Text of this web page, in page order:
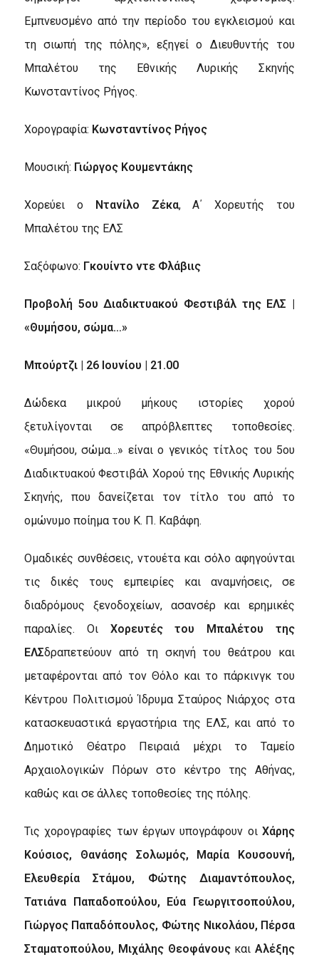
Εμπνευσμένο από την περίοδο του εγκλεισμού και
τη σιωπή της πόλης», εξηγεί ο Διευθυντής του
Μπαλέτου της Εθνικής Λυρικής Σκηνής
Κωνσταντίνος Ρήγος.
Χορογραφία: Κωνσταντίνος Ρήγος
Μουσική: Γιώργος Κουμεντάκης
Χορεύει ο Ντανίλο Ζέκα, Α΄ Χορευτής του
Μπαλέτου της ΕΛΣ
Σαξόφωνο: Γκουίντο ντε Φλάβιις
Προβολή 5ου Διαδικτυακού Φεστιβάλ της ΕΛΣ |
«Θυμήσου, σώμα…»
Μπούρτζι | 26 Ιουνίου | 21.00
Δώδεκα μικρού μήκους ιστορίες χορού
ξετυλίγονται σε απρόβλεπτες τοποθεσίες.
«Θυμήσου, σώμα…» είναι ο γενικός τίτλος του 5ου
Διαδικτυακού Φεστιβάλ Χορού της Εθνικής Λυρικής
Σκηνής, που δανείζεται τον τίτλο του από το
ομώνυμο ποίημα του Κ. Π. Καβάφη.
Ομαδικές συνθέσεις, ντουέτα και σόλο αφηγούνται
τις δικές τους εμπειρίες και αναμνήσεις, σε
διαδρόμους ξενοδοχείων, ασανσέρ και ερημικές
παραλίες. Οι Χορευτές του Μπαλέτου της
ΕΛΣδραπετεύουν από τη σκηνή του θεάτρου και
μεταφέρονται από τον Θόλο και το πάρκινγκ του
Κέντρου Πολιτισμού Ίδρυμα Σταύρος Νιάρχος στα
κατασκευαστικά εργαστήρια της ΕΛΣ, και από το
Δημοτικό Θέατρο Πειραιά μέχρι το Ταμείο
Αρχαιολογικών Πόρων στο κέντρο της Αθήνας,
καθώς και σε άλλες τοποθεσίες της πόλης.
Τις χορογραφίες των έργων υπογράφουν οιΧάρης
Κούσιος,
Θανάσης Σολωμός,
Μαρία Κουσουνή,
Ελευθερία Στάμου, Φώτης Διαμαντόπουλος,
Τατιάνα Παπαδοπούλου, Εύα Γεωργιτσοπούλου,
Γιώργος Παπαδόπουλος, Φώτης Νικολάου, Πέρσα
Σταματοπούλου, Μιχάλης Θεοφάνους καιΑλέξης